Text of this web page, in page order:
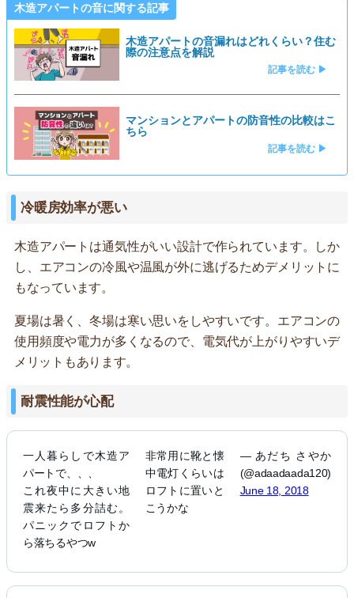
木造アパートの音に関する記事
木造アパートの音漏れはどれくらい？住む
際の注意点を解説
記事を読む ▶
マンションとアパートの防音性の比較はこ
ちら
記事を読む ▶
冷暖房効率が悪い
木造アパートは通気性がいい設計で作られています。しか
し、エアコンの冷風や温風が外に逃げるためデメリットに
もなっています。
夏場は暑く、冬場は寒い思いをしやすいです。エアコンの
使用頻度や電力が多くなるので、電気代が上がりやすいデ
メリットもあります。
耐震性能が心配
一人暮らしで木造ア
パートで、、、
これ夜中に大きい地
震来たら多分詰む。
パニックでロフトか
ら落ちるやつw
非常用に靴と懐
中電灯くらいは
ロフトに置いと
こうかな
— あだち さやか
(@adaadaada120)
June 18, 2018